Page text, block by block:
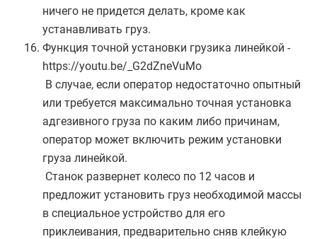
ничего не придется делать, кроме как
устанавливать груз.
Функция точной установки грузика линейкой -
https://youtu.be/_G2dZneVuMo
В случае, если оператор недостаточно опытный
или требуется максимально точная установка
адгезивного груза по каким либо причинам,
оператор может включить режим установки
груза линейкой.
Станок развернет колесо по 12 часов и
предложит установить груз необходимой массы
в специальное устройство для его
приклеивания, предварительно сняв клейкую